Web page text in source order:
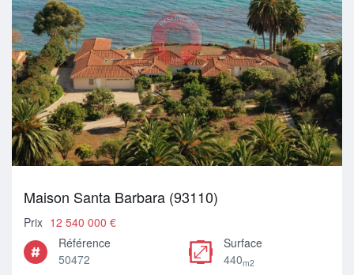
Maison Santa Barbara (93110)
Prix 12 540 000 €
Référence
50472
Surface
440m2